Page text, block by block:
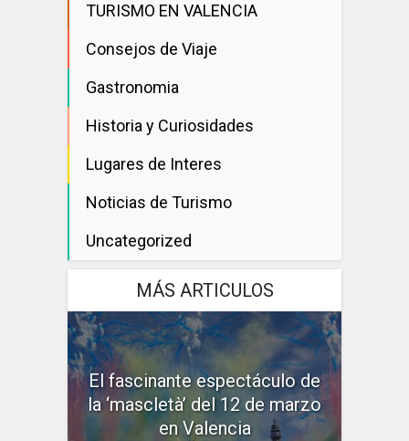
TURISMO EN VALENCIA
Consejos de Viaje
Gastronomia
Historia y Curiosidades
Lugares de Interes
Noticias de Turismo
Uncategorized
MÁS ARTICULOS
El fascinante espectáculo de
la ‘mascletà’ del 12 de marzo
en Valencia